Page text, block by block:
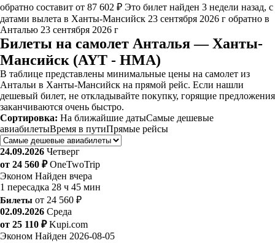
обратно составит от 87 602 ₽ Это билет найден 3 недели назад, с
датами вылета в Ханты-Мансийск 23 сентября 2026 г обратно в
Анталью 23 сентября 2026 г
Билеты на самолет Анталья — Ханты-
Мансийск (AYT - HMA)
В таблице представлены минимальные цены на самолет из
Антальи в Ханты-Мансийск на прямой рейс. Если нашли
дешевый билет, не откладывайте покупку, горящие предложения
заканчиваются очень быстро.
Сортировка: На ближайшие датыСамые дешевые
авиабилетыВремя в путиПрямые рейсы
24.09.2026 Четверг
от 24 560 ₽ OneTwoTrip
Эконом Найден вчера
1 пересадка 28 ч 45 мин
Билеты от 24 560 ₽
02.09.2026 Среда
от 25 110 ₽ Kupi.com
Эконом Найден 2026-08-05